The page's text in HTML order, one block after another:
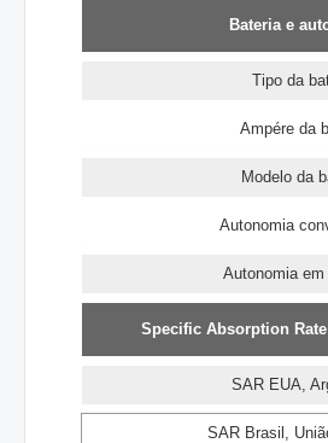
Bateria e
Tipo da
Ampére da
Modelo da
Autonomia
Autonomia
Specific Absorption
SAR EUA,
SAR Brasil,